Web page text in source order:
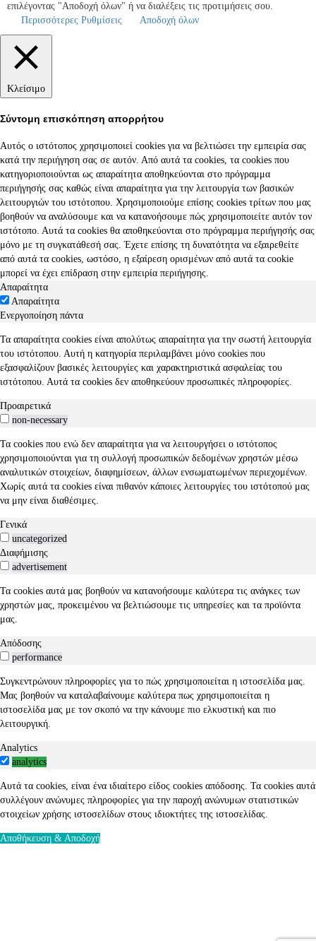
επιλέγοντας "Αποδοχή όλων" ή να διαλέξεις τις προτιμήσεις σου.
Περισσότερες Ρυθμίσεις
Αποδοχή όλων
Κλείσιμο
Σύντομη επισκόπηση απορρήτου
Αυτός ο ιστότοπος χρησιμοποιεί cookies για να βελτιώσει την εμπειρία σας
κατά την περιήγηση σας σε αυτόν. Από αυτά τα cookies, τα cookies που
κατηγοριοποιούνται ως απαραίτητα αποθηκεύονται στο πρόγραμμα
περιήγησής σας καθώς είναι απαραίτητα για την λειτουργία των βασικών
λειτουργιών του ιστότοπου. Χρησιμοποιούμε επίσης cookies τρίτων που μας
βοηθούν να αναλύσουμε και να κατανοήσουμε πώς χρησιμοποιείτε αυτόν τον
ιστότοπο. Αυτά τα cookies θα αποθηκεύονται στο πρόγραμμα περιήγησής σας
μόνο με τη συγκατάθεσή σας. Έχετε επίσης τη δυνατότητα να εξαιρεθείτε
από αυτά τα cookies, ωστόσο, η εξαίρεση ορισμένων από αυτά τα cookie
μπορεί να έχει επίδραση στην εμπειρία περιήγησης.
Απαραίτητα
Απαραίτητα
Ενεργοποίηση πάντα
Τα απαραίτητα cookies είναι απολύτως απαραίτητα για την σωστή λειτουργία
του ιστότοπου. Αυτή η κατηγορία περιλαμβάνει μόνο cookies που
εξασφαλίζουν βασικές λειτουργίες και χαρακτηριστικά ασφαλείας του
ιστότοπου. Αυτά τα cookies δεν αποθηκεύουν προσωπικές πληροφορίες.
Προαιρετικά
non-necessary
Τα cookies που ενώ δεν απαραίτητα για να λειτουργήσει ο ιστότοπος
χρησιμοποιούνται για τη συλλογή προσωπικών δεδομένων χρηστών μέσω
αναλυτικών στοιχείων, διαφημίσεων, άλλων ενσωματωμένων περιεχομένων.
Χωρίς αυτά τα cookies είναι πιθανόν κάποιες λειτουργίες του ιστότοπού μας
να μην είναι διαθέσιμες.
Γενικά
uncategorized
Διαφήμισης
advertisement
Τα cookies αυτά μας βοηθούν να κατανοήσουμε καλύτερα τις ανάγκες των
χρηστών μας, προκειμένου να βελτιώσουμε τις υπηρεσίες και τα προϊόντα
μας.
Απόδοσης
performance
Συγκεντρώνουν πληροφορίες για το πώς χρησιμοποιείται η ιστοσελίδα μας.
Μας βοηθούν να καταλαβαίνουμε καλύτερα πως χρησιμοποιείται η
ιστοσελίδα μας με τον σκοπό να την κάνουμε πιο ελκυστική και πιο
λειτουργική.
Analytics
analytics
Αυτά τα cookies, είναι ένα ιδιαίτερο είδος cookies απόδοσης. Τα cookies αυτά
συλλέγουν ανώνυμες πληροφορίες για την παροχή ανώνυμων στατιστικών
στοιχείων χρήσης ιστοσελίδων στους ιδιοκτήτες της ιστοσελίδας.
Αποθήκευση & Αποδοχή